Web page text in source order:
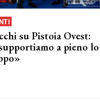
su Pistoia Ovest:
a pieno lo